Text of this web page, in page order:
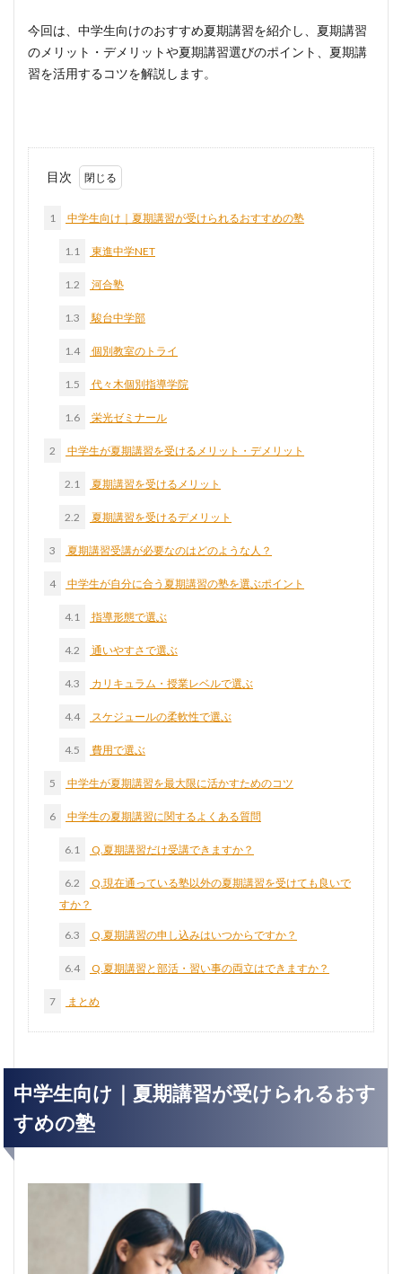
今回は、中学生向けのおすすめ夏期講習を紹介し、夏期講習
のメリット・デメリットや夏期講習選びのポイント、夏期講
習を活用するコツを解説します。
目次
1 中学生向け｜夏期講習が受けられるおすすめの塾
1.1 東進中学NET
1.2 河合塾
1.3 駿台中学部
1.4 個別教室のトライ
1.5 代々木個別指導学院
1.6 栄光ゼミナール
2 中学生が夏期講習を受けるメリット・デメリット
2.1 夏期講習を受けるメリット
2.2 夏期講習を受けるデメリット
3 夏期講習受講が必要なのはどのような人？
4 中学生が自分に合う夏期講習の塾を選ぶポイント
4.1 指導形態で選ぶ
4.2 通いやすさで選ぶ
4.3 カリキュラム・授業レベルで選ぶ
4.4 スケジュールの柔軟性で選ぶ
4.5 費用で選ぶ
5 中学生が夏期講習を最大限に活かすためのコツ
6 中学生の夏期講習に関するよくある質問
6.1 Q.夏期講習だけ受講できますか？
6.2
Q.現在通っている塾以外の夏期講習を受けても良いで
すか？
6.3 Q.夏期講習の申し込みはいつからですか？
6.4 Q.夏期講習と部活・習い事の両立はできますか？
7 まとめ
中学生向け｜夏期講習が受けられるおす
すめの塾